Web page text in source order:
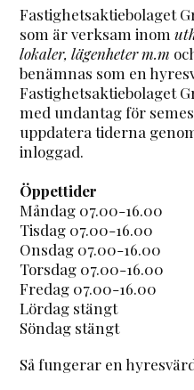
Fastighetsaktiebolaget
som är verksam inom
lokaler, lägenheter m.m
benämnas som en
Fastighetsaktiebolaget
med undantag för
uppdatera tiderna
inloggad.
Öppettider
Måndag 07.00-16.00
Tisdag 07.00-16.00
Onsdag 07.00-16.00
Torsdag 07.00-16.00
Fredag 07.00-16.00
Lördag stängt
Söndag stängt
Så fungerar en